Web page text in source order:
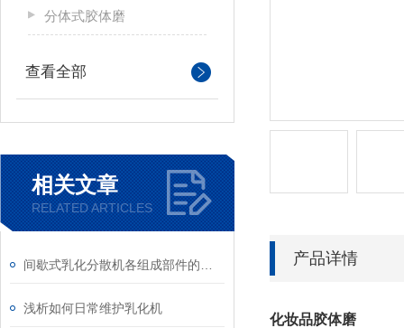
分体式胶体磨
查看全部
相关文章
RELATED ARTICLES
浅析如何日常维护乳化机
产品详情
化妆品胶体磨